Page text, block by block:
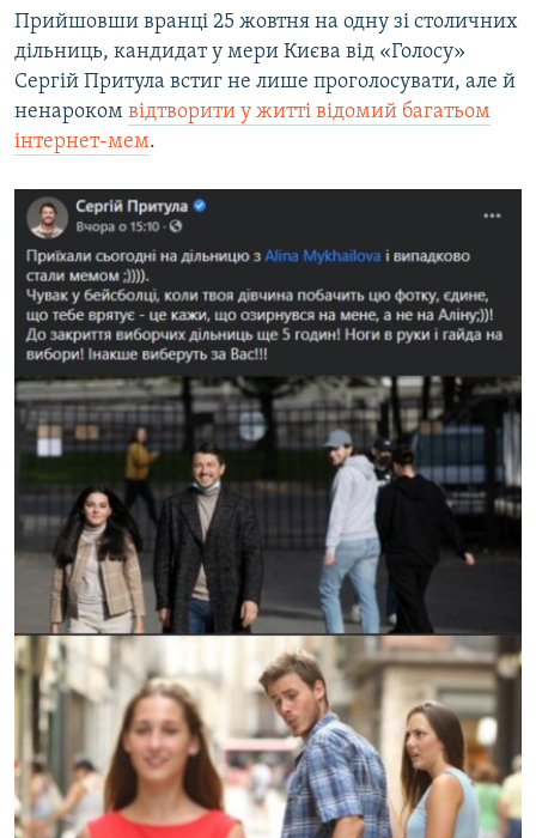
1080p
Прийшовши вранці 25 жовтня на одну зі столичних
дільниць, кандидат у мери Києва від «Голосу»
Сергій Притула встиг не лише проголосувати, але й
ненароком відтворити у житті відомий багатьом
інтернет-мем.